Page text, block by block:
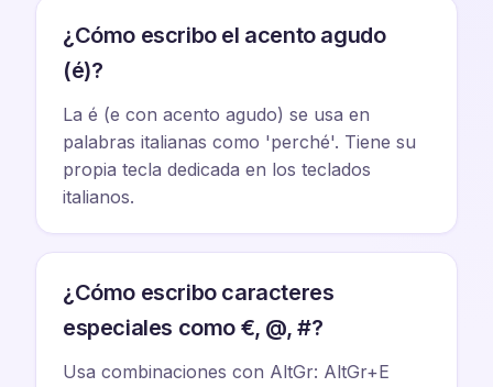
¿Cómo escribo el acento agudo
(é)?
La é (e con acento agudo) se usa en
palabras italianas como 'perché'. Tiene su
propia tecla dedicada en los teclados
italianos.
¿Cómo escribo caracteres
especiales como €, @, #?
Usa combinaciones con AltGr: AltGr+E